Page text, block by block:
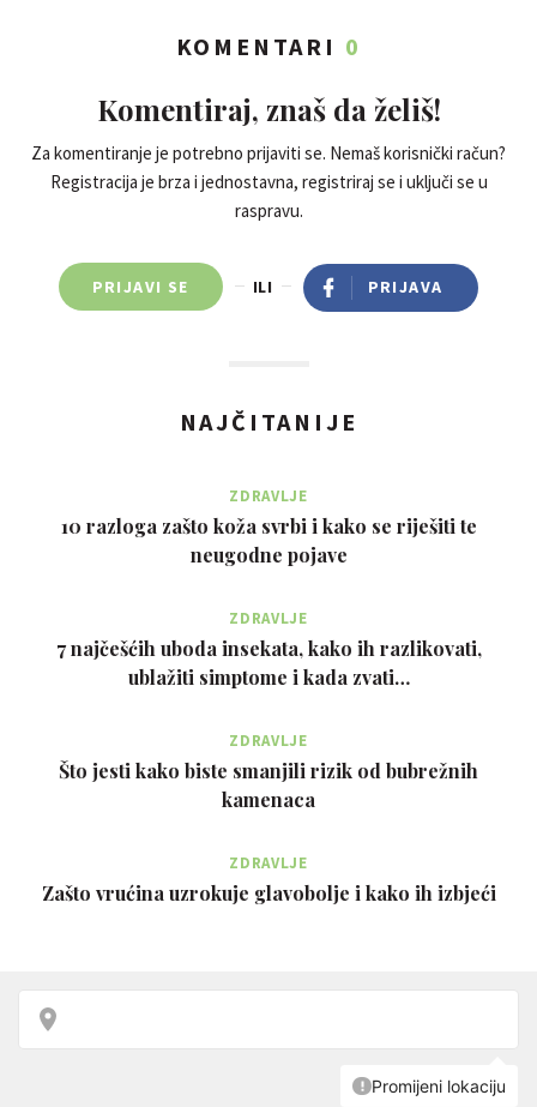
KOMENTARI 0
Komentiraj, znaš da želiš!
Za komentiranje je potrebno prijaviti se. Nemaš korisnički račun?
Registracija je brza i jednostavna, registriraj se i uključi se u
raspravu.
PRIJAVI SE ILI PRIJAVA
NAJČITANIJE
ZDRAVLJE
10 razloga zašto koža svrbi i kako se riješiti te
neugodne pojave
ZDRAVLJE
7 najčešćih uboda insekata, kako ih razlikovati,
ublažiti simptome i kada zvati…
ZDRAVLJE
Što jesti kako biste smanjili rizik od bubrežnih
kamenaca
ZDRAVLJE
Zašto vrućina uzrokuje glavobolje i kako ih izbjeći